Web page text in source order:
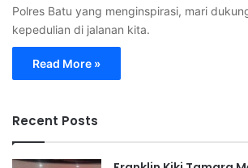
Polres Batu yang menginspirasi, mari
kepedulian di jalanan kita.
Read More »
Recent Posts